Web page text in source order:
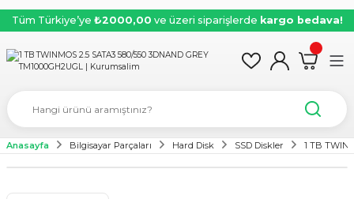
Tüm Türkiye’ye ₺2000,00 ve üzeri siparişlerde kargo bedava!
Anasayfa Bilgisayar Parçaları Hard Disk SSD Diskler 1 TB